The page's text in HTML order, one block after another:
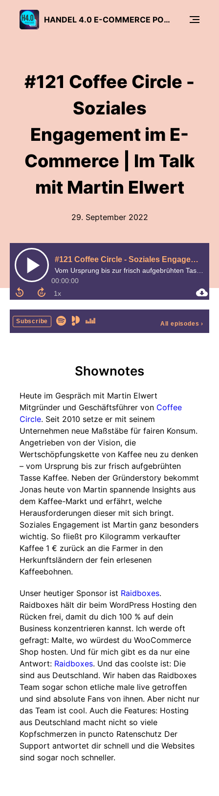
HANDEL 4.0 E-COMMERCE PODCAST
#121 Coffee Circle -
Soziales
Engagement im E-
Commerce | Im Talk
mit Martin Elwert
29. September 2022
#121 Coffee Circle - Soziales Engagement im E-Commerce | Im Talk mit Martin Elwert
00:00:00
Subscribe All episodes ›
Shownotes
Heute im Gespräch mit Martin Elwert
Mitgründer und Geschäftsführer von Coffee
Circle. Seit 2010 setze er mit seinem
Unternehmen neue Maßstäbe für fairen Konsum.
Angetrieben von der Vision, die
Wertschöpfungskette von Kaffee neu zu denken
– vom Ursprung bis zur frisch aufgebrühten
Tasse Kaffee. Neben der Gründerstory bekommt
Jonas heute von Martin spannende Insights aus
dem Kaffee-Markt und erfährt, welche
Herausforderungen dieser mit sich bringt.
Soziales Engagement ist Martin ganz besonders
wichtig. So fließt pro Kilogramm verkaufter
Kaffee 1 € zurück an die Farmer in den
Herkunftsländern der fein erlesenen
Kaffeebohnen.
Unser heutiger Sponsor ist Raidboxes.
Raidboxes hält dir beim WordPress Hosting den
Rücken frei, damit du dich 100 % auf dein
Business konzentrieren kannst. Ich werde oft
gefragt: Malte, wo würdest du WooCommerce
Shop hosten. Und für mich gibt es da nur eine
Antwort: Raidboxes. Und das coolste ist: Die
sind aus Deutschland. Wir haben das Raidboxes
Team sogar schon etliche male live getroffen
und sind absolute Fans von ihnen. Aber nicht nur
das Team ist cool. Auch die Features: Hosting
aus Deutschland macht nicht so viele
Kopfschmerzen in puncto Ratenschutz Der
Support antwortet dir schnell und die Websites
sind sogar noch schneller.